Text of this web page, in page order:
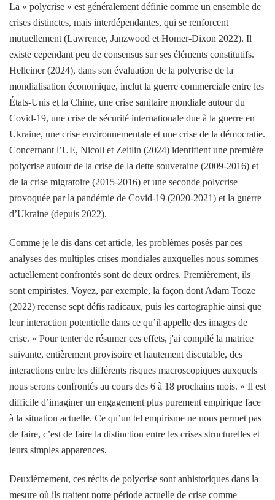
La « polycrise » est généralement définie comme un ensemble de
crises distinctes, mais interdépendantes, qui se renforcent
mutuellement (Lawrence, Janzwood et Homer-Dixon 2022). Il
existe cependant peu de consensus sur ses éléments constitutifs.
Helleiner (2024), dans son évaluation de la polycrise de la
mondialisation économique, inclut la guerre commerciale entre les
États-Unis et la Chine, une crise sanitaire mondiale autour du
Covid-19, une crise de sécurité internationale due à la guerre en
Ukraine, une crise environnementale et une crise de la démocratie.
Concernant l’UE, Nicoli et Zeitlin (2024) identifient une première
polycrise autour de la crise de la dette souveraine (2009-2016) et
de la crise migratoire (2015-2016) et une seconde polycrise
provoquée par la pandémie de Covid-19 (2020-2021) et la guerre
d’Ukraine (depuis 2022).
Comme je le dis dans cet article, les problèmes posés par ces
analyses des multiples crises mondiales auxquelles nous sommes
actuellement confrontés sont de deux ordres. Premièrement, ils
sont empiristes. Voyez, par exemple, la façon dont Adam Tooze
(2022) recense sept défis radicaux, puis les cartographie ainsi que
leur interaction potentielle dans ce qu’il appelle des images de
crise. « Pour tenter de résumer ces effets, j'ai compilé la matrice
suivante, entièrement provisoire et hautement discutable, des
interactions entre les différents risques macroscopiques auxquels
nous serons confrontés au cours des 6 à 18 prochains mois. » Il est
difficile d’imaginer un engagement plus purement empirique face
à la situation actuelle. Ce qu’un tel empirisme ne nous permet pas
de faire, c’est de faire la distinction entre les crises structurelles et
leurs simples apparences.
Deuxièmement, ces récits de polycrise sont anhistoriques dans la
mesure où ils traitent notre période actuelle de crise comme